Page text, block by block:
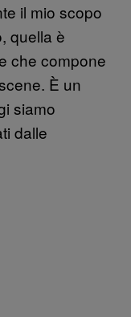
il mio scopo
quella è
che compone
È un
siamo
dalle